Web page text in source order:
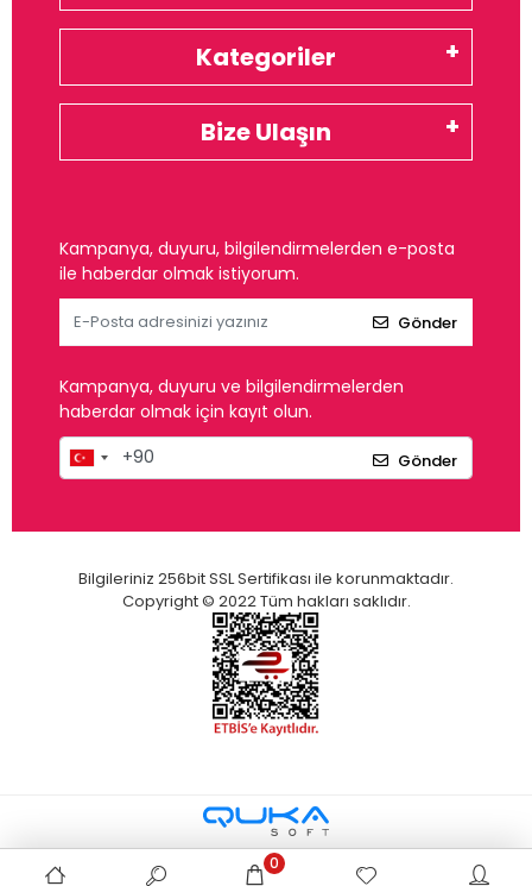
Kategoriler
Bize Ulaşın
Kampanya, duyuru, bilgilendirmelerden e-posta
ile haberdar olmak istiyorum.
Gönder
Kampanya, duyuru ve bilgilendirmelerden
haberdar olmak için kayıt olun.
Gönder
Bilgileriniz 256bit SSL Sertifikası ile korunmaktadır.
Copyright © 2022 Tüm hakları saklıdır.
0